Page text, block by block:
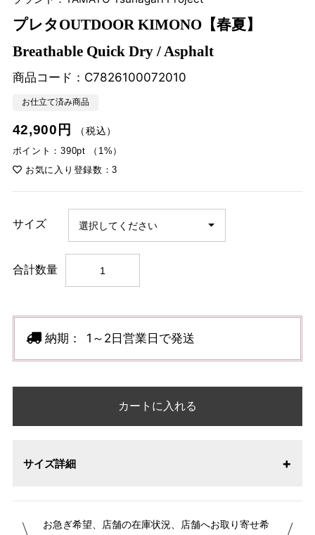
プレタOUTDOOR KIMONO【春夏】
Breathable Quick Dry / Asphalt
商品コード： C7826100072010
お仕立て済み商品
42,900円 （税込）
ポイント：390pt （1%）
お気に入り登録数：3
サイズ
合計数量
納期： 1～2日営業日で発送
カートに入れる
サイズ詳細
お急ぎ希望、店舗の在庫状況、店舗へお取り寄せ希